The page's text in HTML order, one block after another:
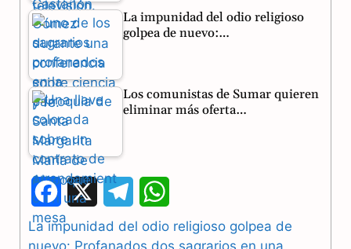
La impunidad del odio religioso
golpea de nuevo:…
Los comunistas de Sumar quieren
eliminar más oferta…
F
a
e
h
La impunidad del odio religioso golpea de
nuevo: Profanados dos sagrarios en una